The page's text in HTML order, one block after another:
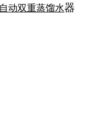
动双重蒸馏水器